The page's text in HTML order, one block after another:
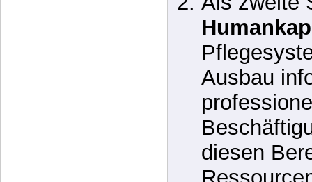
es uns
Als zweite
Ausbau